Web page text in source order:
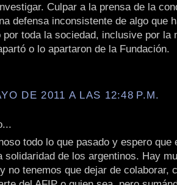
Culpar a la prensa de la
defensa inconsistente de algo que
por toda la sociedad, inclusive por la
o lo apartaron de la Fundación.
DE 2011 A LAS 12:48 P.M.
todo lo que pasado y espero que
solidaridad de los argentinos. Hay
no tenemos que dejar de colaborar,